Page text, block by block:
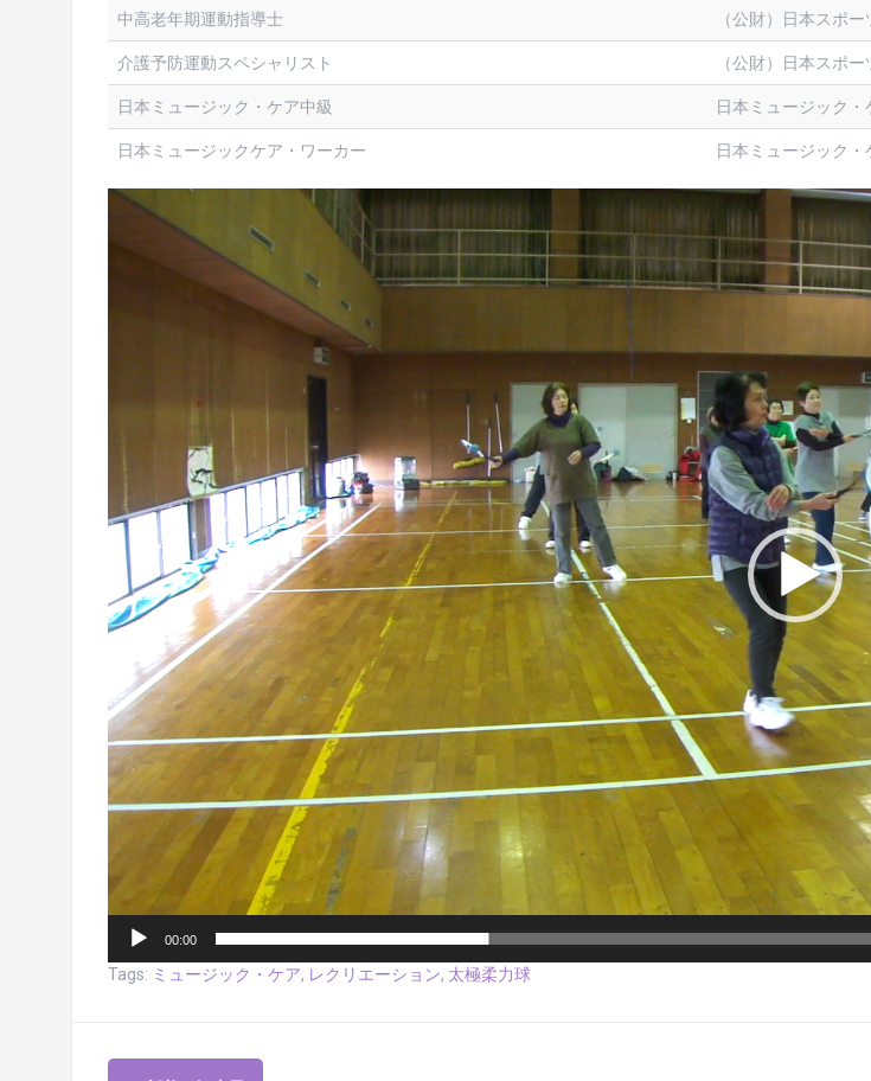
中高老年期運動指導士 （公財）日本スポ
介護予防運動スペシャリスト （公財）日本スポ
日本ミュージック・ケア中級 日本ミュージック・
日本ミュージックケア・ワーカー 日本ミュージック・
動
プ
00:00
Tags: ミュージック・ケア, レクリエーション, 太極柔力球